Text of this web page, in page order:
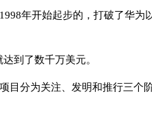
年开始起步的，打破了华
到了数千万美元。
目分为关注、发明和推行三个阶